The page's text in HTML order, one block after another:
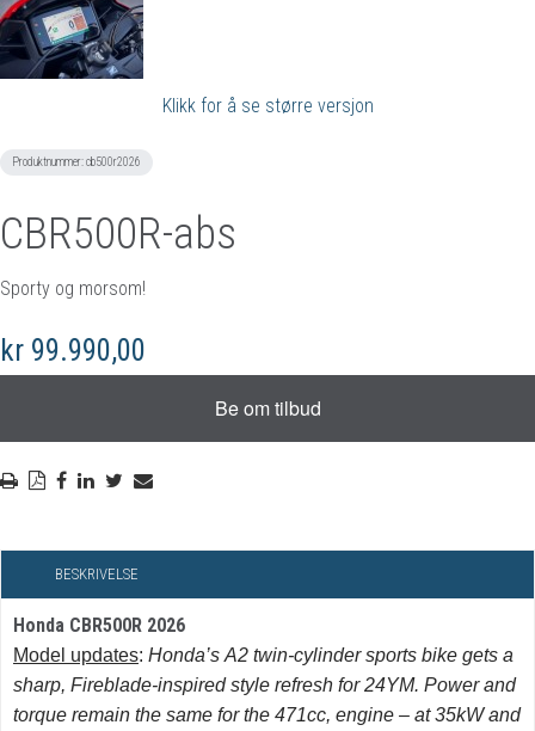
Klikk for å se større versjon
Produktnummer:cb500r2026
CBR500R-abs
Sporty og morsom!
kr 99.990,00
BESKRIVELSE
Honda CBR500R 2026
Model updates: Honda’s A2 twin-cylinder sports bike gets a
sharp, Fireblade-inspired style refresh for 24YM. Power and
torque remain the same for the 471cc, engine – at 35kW and